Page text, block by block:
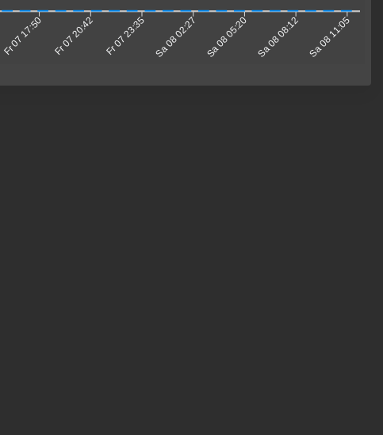
Fr 07 17:50 Fr 07 20:42 Fr 07 23:35 Sa 08 02:27 Sa 08 05:20 Sa 08 08:12 Sa 08 11:05